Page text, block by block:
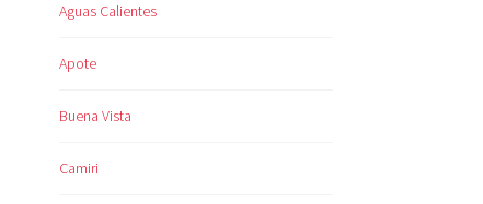
Aguas Calientes
Apote
Buena Vista
Camiri